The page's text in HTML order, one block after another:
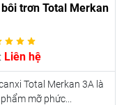
trơn Total Merkan
Liên hệ
Total Merkan 3A là
mỡ phức...